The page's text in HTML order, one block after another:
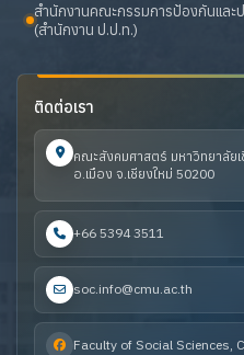
สำนักงานคณะกรรมการป้องกันและ
(สำนักงาน ป.ป.ท.)
ติดต่อเรา
คณะสังคมศาสตร์ มหาวิทยาลัย
อ.เมือง จ.เชียงใหม่ 50200
+66 5394 3511
soc.info@cmu.ac.th
Faculty of Social Sciences,